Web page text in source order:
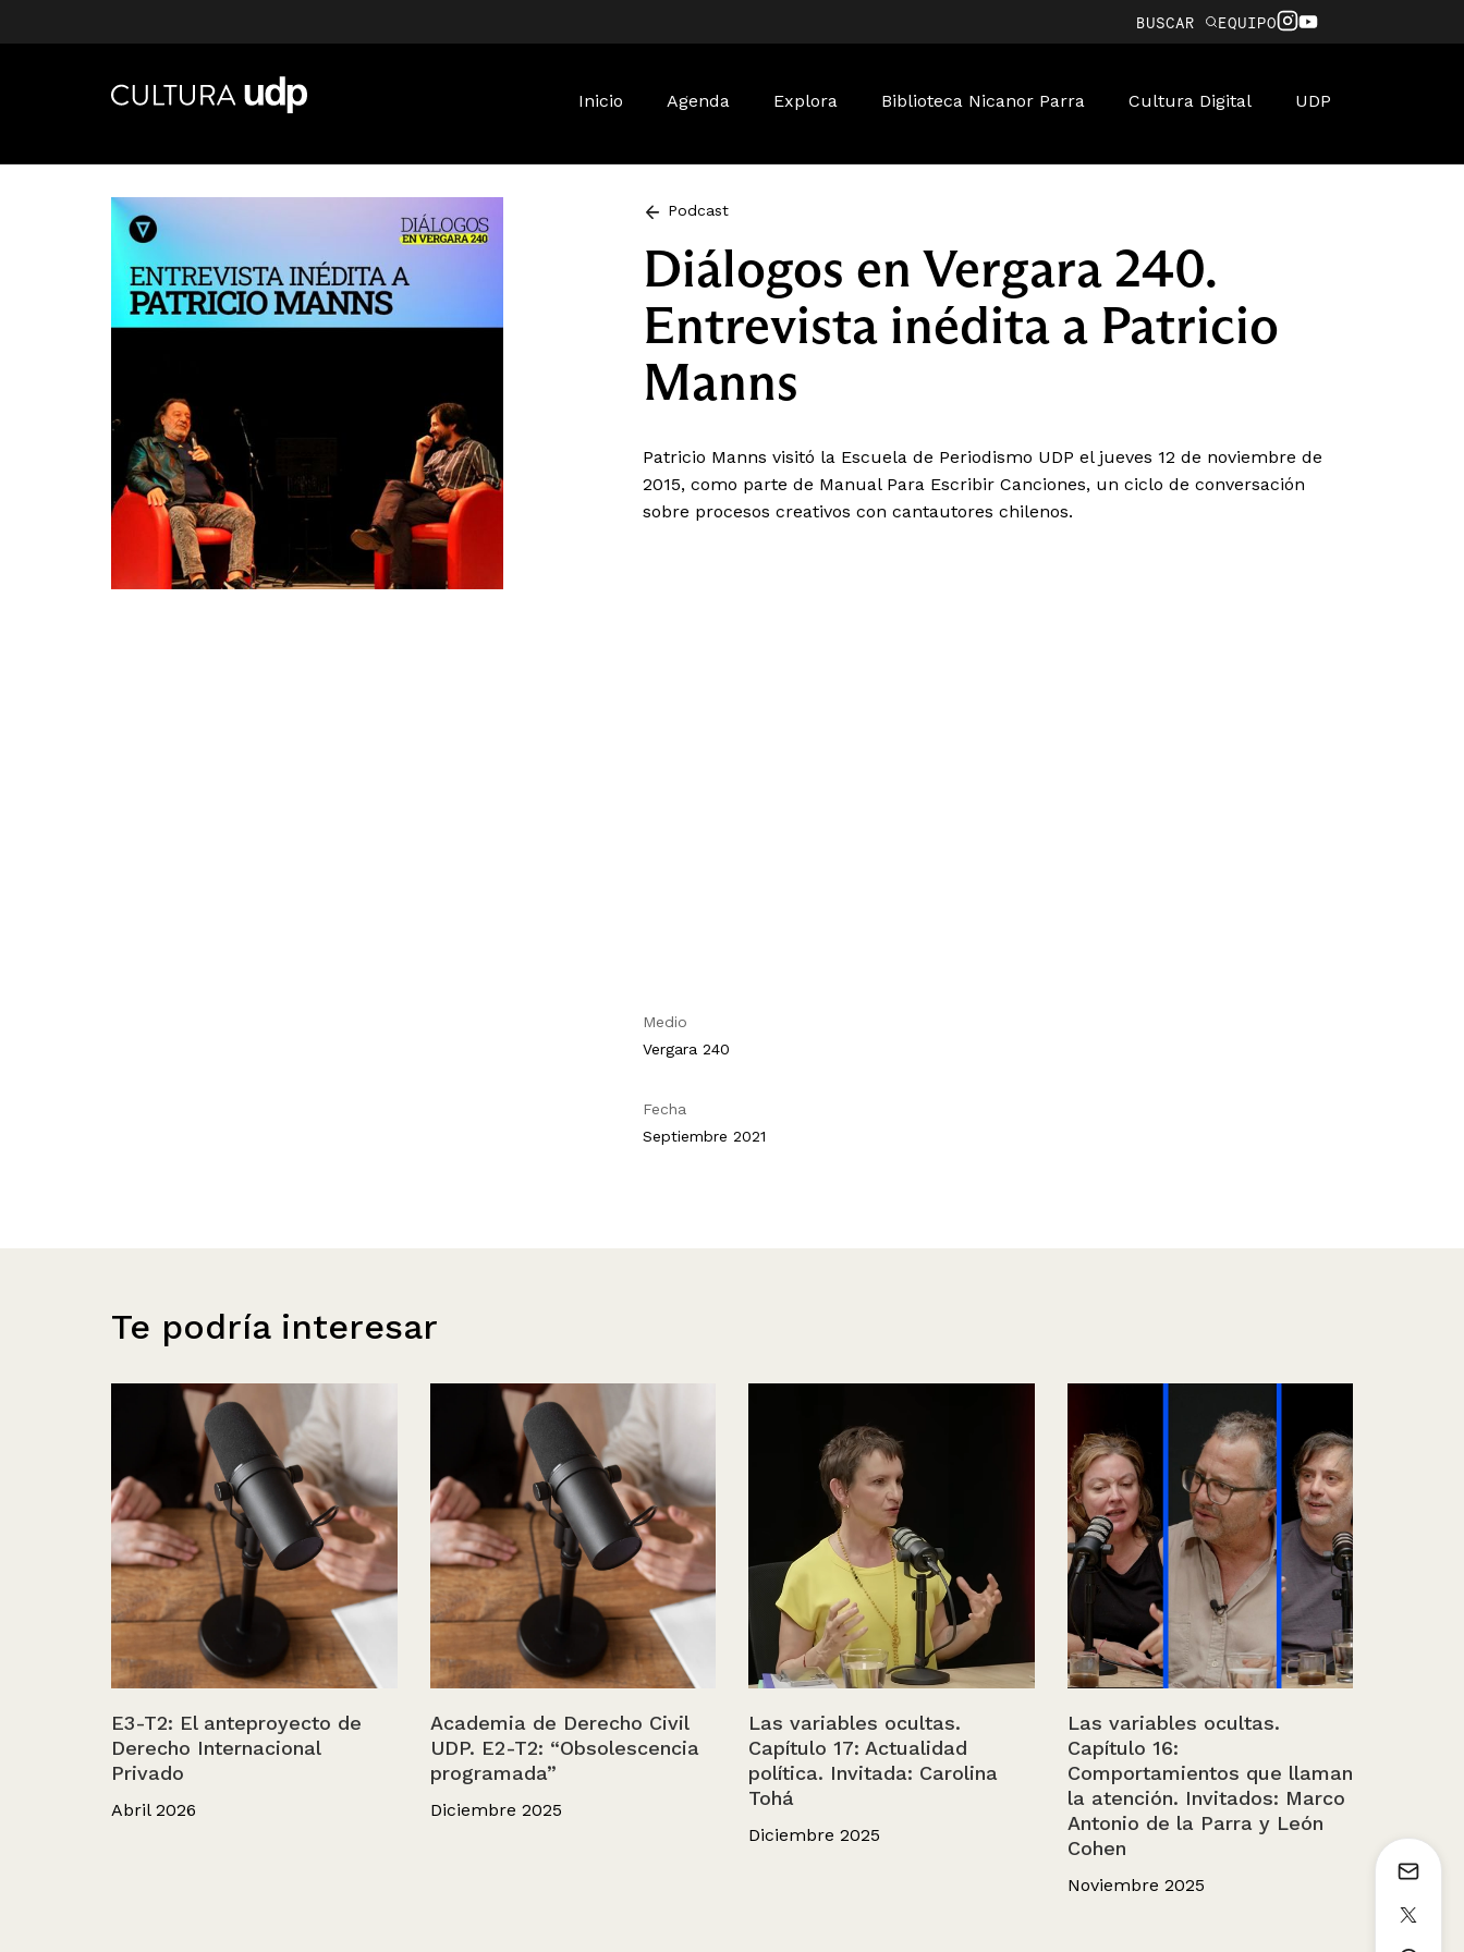
BUSCAR EQUIPO
Inicio Agenda Explora Biblioteca Nicanor Parra Cultura Digital UDP
Podcast
Diálogos en Vergara 240.
Entrevista inédita a Patricio
Manns
Patricio Manns visitó la Escuela de Periodismo UDP el jueves 12 de noviembre de
2015, como parte de Manual Para Escribir Canciones, un ciclo de conversación
sobre procesos creativos con cantautores chilenos.
Medio
Vergara 240
Fecha
Septiembre 2021
Te podría interesar
E3-T2: El anteproyecto de
Derecho Internacional
Privado
Abril 2026
Academia de Derecho Civil
UDP. E2-T2: “Obsolescencia
programada”
Diciembre 2025
Las variables ocultas.
Capítulo 17: Actualidad
política. Invitada: Carolina
Tohá
Diciembre 2025
Las variables ocultas.
Capítulo 16:
Comportamientos que llaman
la atención. Invitados: Marco
Antonio de la Parra y León
Cohen
Noviembre 2025